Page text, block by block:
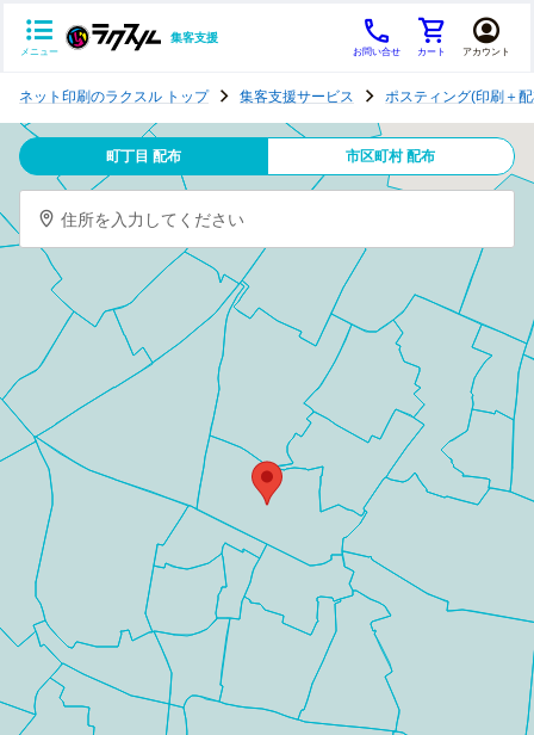
メニュー
集客支援
お問い合せ カート アカウント
テ
ン
グ
ネット印刷のラクスル トップ 集客支援サービス ポスティング(印刷＋
町丁目 配布 市区町村 配布
住所を入力してください